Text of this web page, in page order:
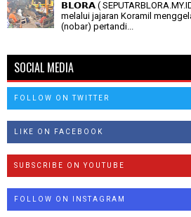
𝗕𝗟𝗢𝗥𝗔 (
melalui jajaran Koramil
(nobar) pertandi...
SOCIAL MEDIA
FOLLOW ON TWITTER
LIKE ON FACEBOOK
SUBSCRIBE ON YOUTUBE
FOLLOW ON INSTAGRAM